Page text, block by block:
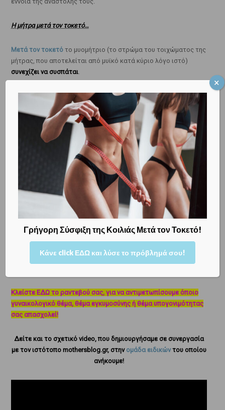
Η μήτρα μετά τον τοκετό…
Μετά τον τοκετότο μυομήτριο (το στρώμα του τοιχώματος της
μήτρας, που αποτελείται από μυϊκό κατά κύριο λόγο ιστό)
συνεχίζει να συσπάται.
Δια των συσπάσεων αυτών επιτυγχάνεται:
• συμπίεση των αγγείων του φθαρτού, που αιμορραγούν μετά
τον τοκετό, οπότε και
παρεμποδίζεται η απώλεια αίματος της
μείωση του μεγέθους της μήτρας, η οποία σταδιακά φθάνει
στο προ της εγκυμοσύνης μέγεθός της σε διάστημα 6
εβδομάδων περίπου.
Οι συσπάσεις της μήτρας μετά τον τοκετό
εντείνονται από το
Ωκυτοκίνης, η οποία δρα επί των μυών του τοιχώματος της
θηλάζουσα – ειδικά τις πρώτες ημέρες μετά τον τοκετό –
Κλείστε ΕΔΩ το ραντεβού σας, για να αντιμετωπίσουμε όποιο
γυναικολογικό θέμα, θέμα εγκυμοσύνης ή θέμα υπογονιμότητας
σας απασχολεί!
Δείτε και το σχετικό video, που δημιουργήσαμε σε συνεργασία
με τον ιστότοπο mothersblog.gr, στην ομάδα ειδικώντου οποίου
ανήκουμε!
Γρήγορη Σύσφιξη της Κοιλιάς Μετά τον Τοκετό!
Κάνε click ΕΔΩ και λύσε το πρόβλημά σου!